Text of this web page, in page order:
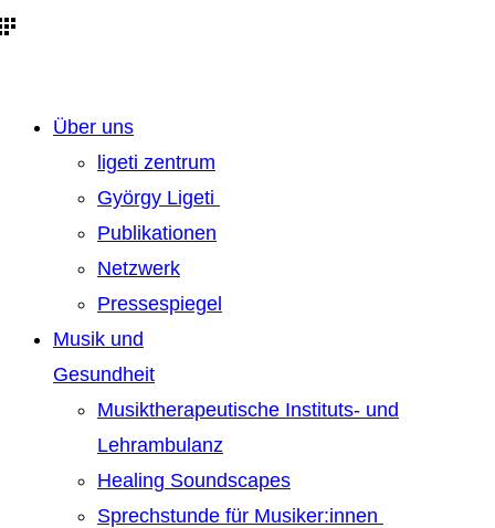
Über uns
ligeti zentrum
György Ligeti
Publikationen
Netzwerk
Pressespiegel
Musik und
Gesundheit
Musiktherapeutische Instituts- und
Lehrambulanz
Healing Soundscapes
Sprechstunde für Musiker:innen